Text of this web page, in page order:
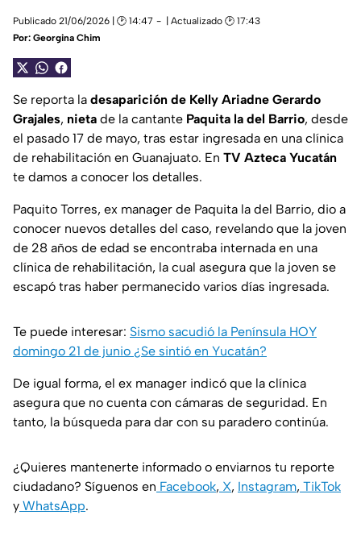
Publicado 21/06/2026 | 🕑 14:47
| Actualizado 🕑 17:43
Por: Georgina Chim
Se reporta la desaparición de Kelly Ariadne Gerardo
Grajales, nieta de la cantante Paquita la del Barrio, desde
el pasado 17 de mayo, tras estar ingresada en una clínica
de rehabilitación en Guanajuato. En TV Azteca Yucatán
te damos a conocer los detalles.
Paquito Torres, ex manager de Paquita la del Barrio, dio a
conocer nuevos detalles del caso, revelando que la joven
de 28 años de edad se encontraba internada en una
clínica de rehabilitación, la cual asegura que la joven se
escapó tras haber permanecido varios días ingresada.
Te puede interesar: Sismo sacudió la Península HOY
domingo 21 de junio ¿Se sintió en Yucatán?
De igual forma, el ex manager indicó que la clínica
asegura que no cuenta con cámaras de seguridad. En
tanto, la búsqueda para dar con su paradero continúa.
¿Quieres mantenerte informado o enviarnos tu reporte
ciudadano? Síguenos en Facebook, X, Instagram, TikTok
y WhatsApp.